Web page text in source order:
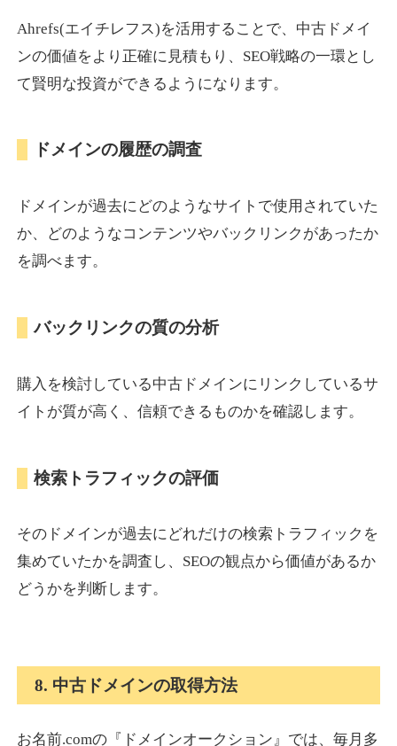
Ahrefs(エイチレフス)を活用することで、中古ドメイ
ンの価値をより正確に見積もり、SEO戦略の一環とし
て賢明な投資ができるようになります。
ドメインの履歴の調査
ドメインが過去にどのようなサイトで使用されていた
か、どのようなコンテンツやバックリンクがあったか
を調べます。
バックリンクの質の分析
購入を検討している中古ドメインにリンクしているサ
イトが質が高く、信頼できるものかを確認します。
検索トラフィックの評価
そのドメインが過去にどれだけの検索トラフィックを
集めていたかを調査し、SEOの観点から価値があるか
どうかを判断します。
8. 中古ドメインの取得方法
お名前.comの『ドメインオークション』では、毎月多